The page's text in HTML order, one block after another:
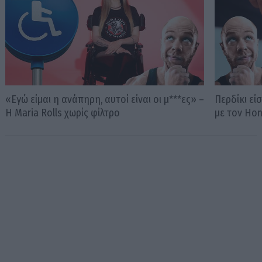
«Εγώ είμαι η ανάπηρη, αυτοί είναι οι μ***ες» –
Η Maria Rolls χωρίς φίλτρο
Περδίκι
με τον